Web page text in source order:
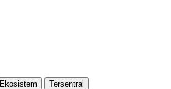
Ekosistem
Tersentral